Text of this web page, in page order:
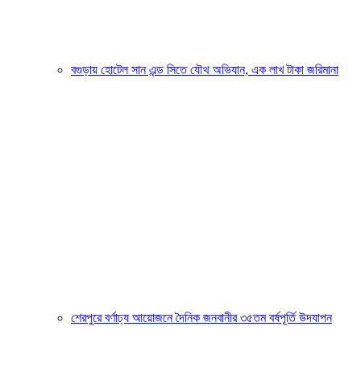
বগুড়ায় হোটেল সান এন্ড সিতে যৌথ অভিযান, এক লাখ টাকা জরিমানা
শেরপুরে বর্ণাঢ্য আয়োজনে দৈনিক জনবানীর ৩৫তম বর্ষপূর্তি উদযাপন